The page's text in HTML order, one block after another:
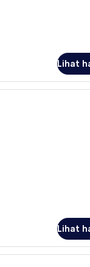
Lihat
Kamar Twin Premier |
Lihat